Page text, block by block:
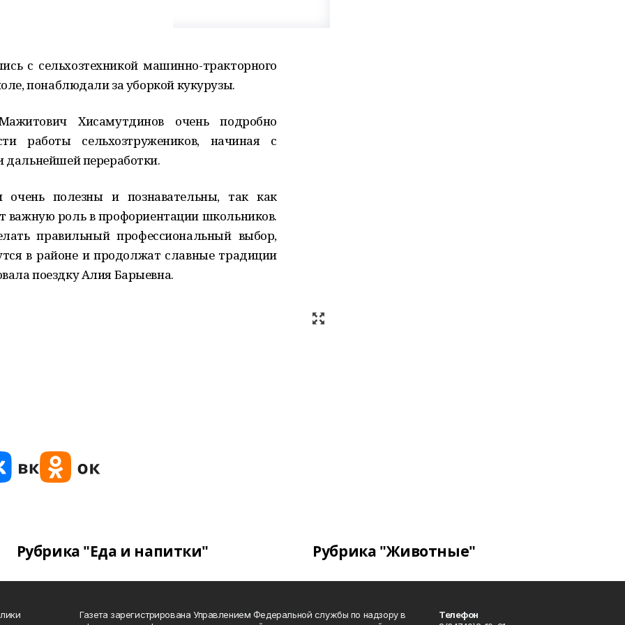
с сельхозтехникой машинно-тракторного
понаблюдали за уборкой кукурузы.
Хисамутдинов очень подробно
работы сельхозтружеников, начиная с
дальнейшей переработки.
очень полезны и познавательны, так как
важную роль в профориентации школьников.
правильный профессиональный выбор,
в районе и продолжат славные традиции
поездку Алия Барыевна.
Рубрика "Еда и напитки" Рубрика "Животные"
Газета зарегистрирована Управлением Федеральной службы по надзору в
Телефон